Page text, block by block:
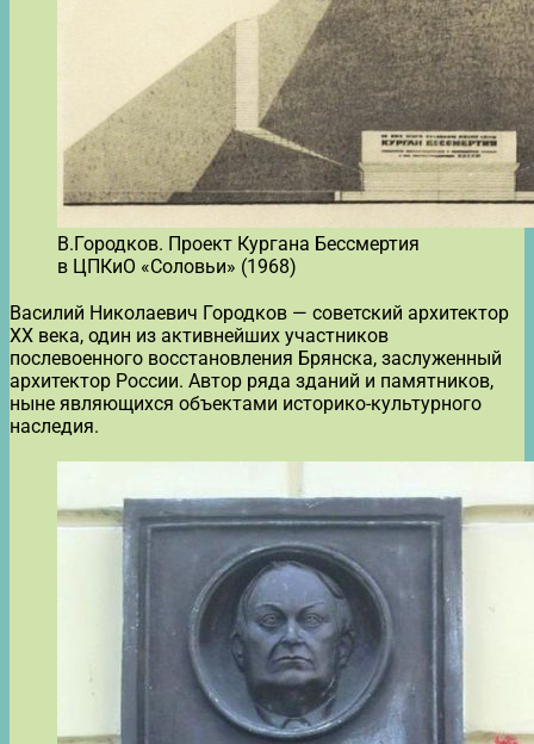
В.Городков. Проект Кургана Бессмертия
в ЦПКиО «Соловьи» (1968)
Василий Николаевич Городков — советский архитектор
XX века, один из активнейших участников
послевоенного восстановления Брянска, заслуженный
архитектор России. Автор ряда зданий и памятников,
ныне являющихся объектами историко-культурного
наследия.